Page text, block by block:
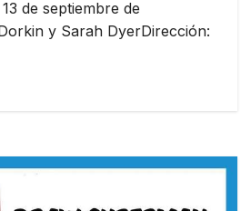
de septiembre de
y Sarah DyerDirección: